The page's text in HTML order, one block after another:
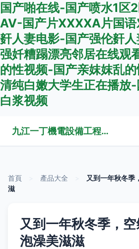
国产啪在线-国产喷水1区
AV-国产片XXXXA片国
姧人妻电影-国产强伦姧
强奷糟蹋漂亮邻居在线观
的性视频-国产亲妺妺乱
清纯白嫩大学生正在播放
白浆视频
九江一丁機電設備工程有限公司
首頁 產品大全
又到一年秋冬季
滋
又到一年秋冬季，
泡澡美滋滋